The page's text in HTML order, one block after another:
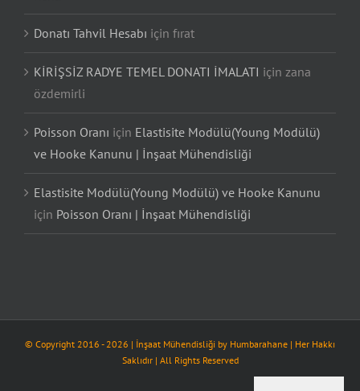
Donatı Tahvil Hesabı için fırat
KİRİŞSİZ RADYE TEMEL DONATI İMALATI için zana
özdemirli
Poisson Oranı için Elastisite Modülü(Young Modülü)
ve Hooke Kanunu | İnşaat Mühendisliği
Elastisite Modülü(Young Modülü) ve Hooke Kanunu
için Poisson Oranı | İnşaat Mühendisliği
© Copyright 2016 -2026 | İnşaat Mühendisliği by Humbarahane | Her Hakkı
Saklıdır | All Rights Reserved